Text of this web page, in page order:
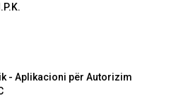
- Aplikacioni për Autorizim